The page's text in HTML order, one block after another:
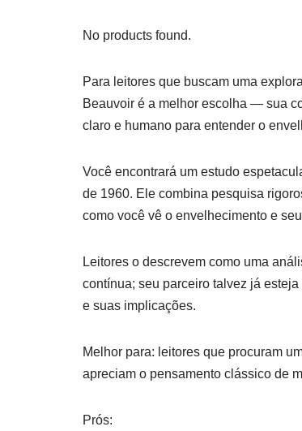
No products found.
Para leitores que buscam uma
Beauvoir é a melhor escolha — sua
claro e humano para entender o
Você encontrará um estudo
de 1960. Ele combina pesquisa
como você vê o envelhecimento e
Leitores o descrevem como uma
contínua; seu parceiro talvez já
e suas implicações.
Melhor para: leitores que procuram
apreciam o pensamento clássico de
Prós: